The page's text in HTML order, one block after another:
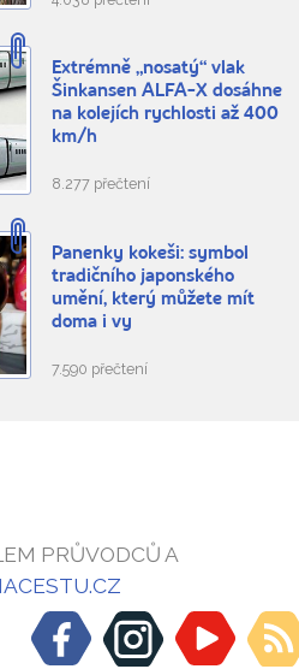
Extrémně „nosatý“ vlak
Šinkansen ALFA-X dosáhne
na kolejích rychlosti až 400
km/h
8.277 přečtení
Panenky kokeši: symbol
tradičního japonského
umění, který můžete mít
doma i vy
7.590 přečtení
PRŮVODCŮ A